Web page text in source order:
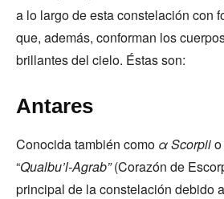
a lo largo de esta constelación con
que, además, conforman los
brillantes del cielo. Éstas son:
Antares
Conocida también como α Scorpii
“Qualbu’l-Agrab”(Corazón de
principal de la constelación debido